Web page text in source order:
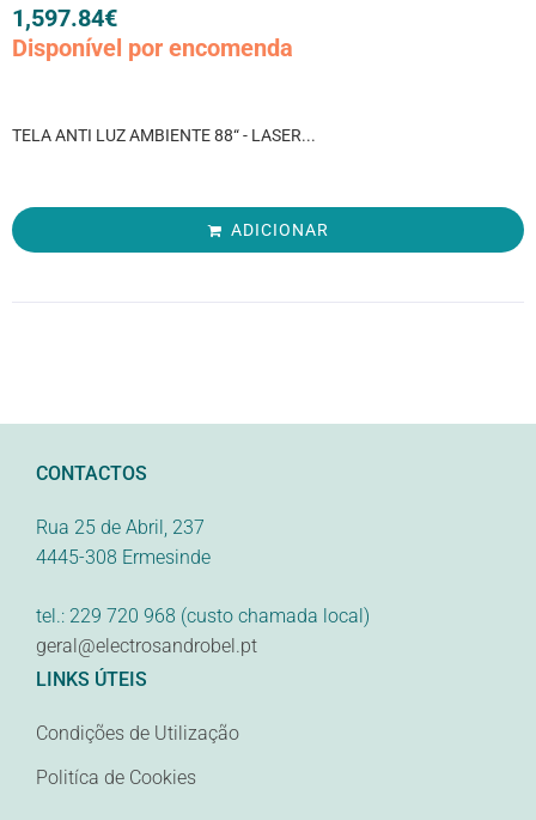
1,597.84€
Disponível por encomenda
TELA ANTI LUZ AMBIENTE 88“ - LASER...
ADICIONAR
CONTACTOS
Rua 25 de Abril, 237
4445-308 Ermesinde
tel.: 229 720 968 (custo chamada local)
geral@electrosandrobel.pt
LINKS ÚTEIS
Condições de Utilização
Politíca de Cookies